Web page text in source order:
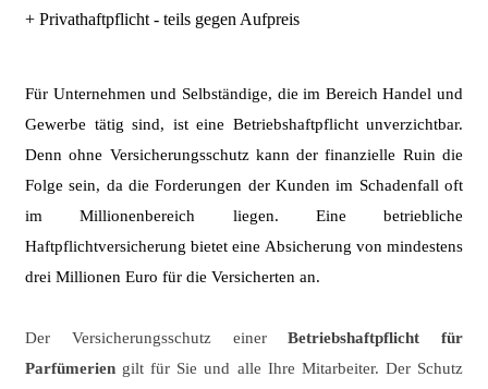
+ Privathaftpflicht - teils gegen Aufpreis
Für Unternehmen und Selbständige, die im Bereich Handel und
Gewerbe tätig sind, ist eine Betriebshaftpflicht unverzichtbar.
Denn ohne Versicherungsschutz kann der finanzielle Ruin die
Folge sein, da die Forderungen der Kunden im Schadenfall oft
im Millionenbereich liegen. Eine betriebliche
Haftpflichtversicherung bietet eine Absicherung von mindestens
drei Millionen Euro für die Versicherten an.
Der Versicherungsschutz einerBetriebshaftpflicht für
Parfümerien gilt für Sie und alle Ihre Mitarbeiter. Der Schutz